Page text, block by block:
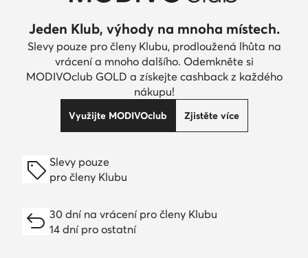
Jeden Klub, výhody na mnoha místech.
Slevy pouze pro členy Klubu, prodloužená lhůta na
vrácení a mnoho dalšího. Odemkněte si
MODIVOclub GOLD a získejte cashback z každého
nákupu!
Využijte MODIVOclub Zjistěte více
Slevy pouze
pro členy Klubu
30 dní na vrácení pro členy Klubu
14 dní pro ostatní